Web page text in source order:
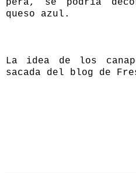
pera, se podría
queso azul.
La idea de los
sacada del blog de